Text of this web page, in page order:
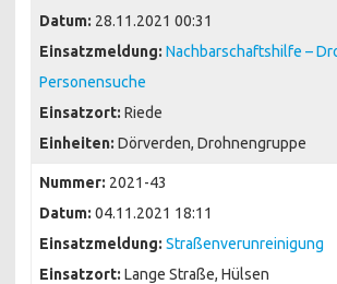
Datum: 28.11.2021 00:31
Einsatzmeldung: Nachbarschaftshilfe –
Personensuche
Einsatzort: Riede
Einheiten: Dörverden, Drohnengruppe
Nummer: 2021-43
Datum: 04.11.2021 18:11
Einsatzmeldung: Straßenverunreinigung
Einsatzort: Lange Straße, Hülsen